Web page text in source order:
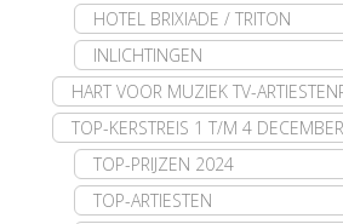
HOTEL BRIXIADE / TRITON
INLICHTINGEN
HART VOOR MUZIEK TV-
TOP-KERSTREIS 1 T/M 4
TOP-PRIJZEN 2024
TOP-ARTIESTEN